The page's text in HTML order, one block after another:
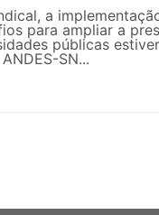
a
para ampliar a
públicas
SN...